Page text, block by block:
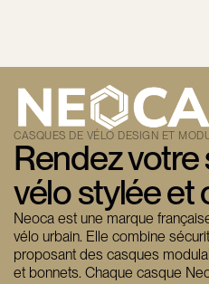
CASQUES DE VÉLO DESIGN ET
Rendez
vélo stylée et
Neoca est une marque
vélo urbain. Elle combine
proposant des casques
et bonnets. Chaque casque